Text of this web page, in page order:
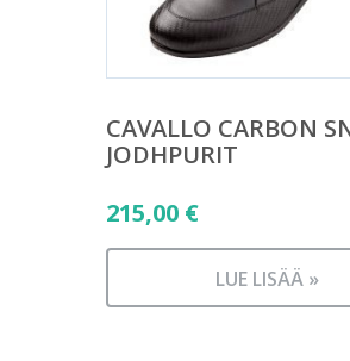
CAVALLO CARBON
JODHPURIT
215,00 €
LUE LISÄÄ »